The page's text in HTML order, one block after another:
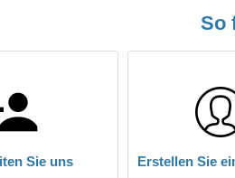
So
Sie uns Erstellen Sie